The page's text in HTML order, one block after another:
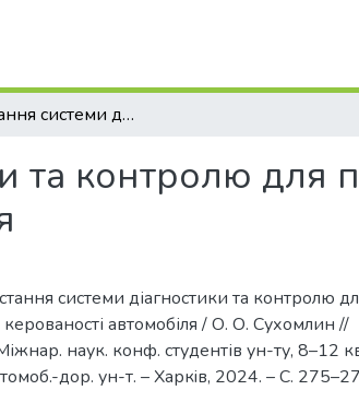
Використання системи діагностики та контролю для підвищення стійкості та керованості автомобіля
та контролю для
системи діагностики та контролю
керованості автомобіля / О. О. Cухомлин //
наук. конф. студентів ун-ту, 8–12
дор. ун-т. – Харкiв, 2024. – С.